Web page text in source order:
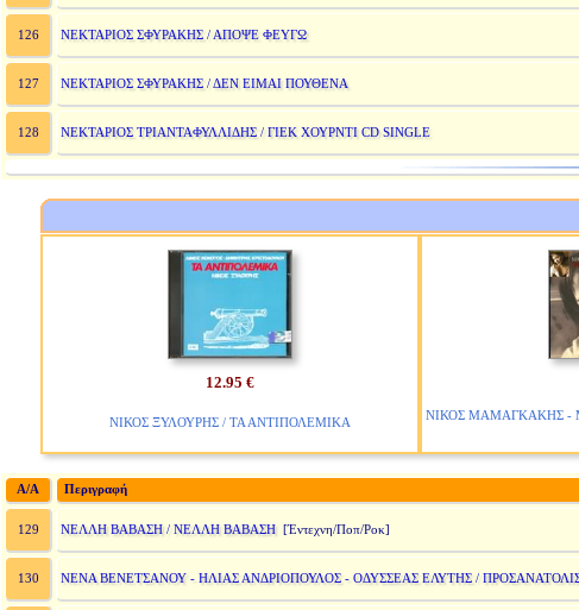
126 ΝΕΚΤΑΡΙΟΣ ΣΦΥΡΑΚΗΣ / ΑΠΟΨΕ ΦΕΥΓΩ
127 ΝΕΚΤΑΡΙΟΣ ΣΦΥΡΑΚΗΣ / ΔΕΝ ΕΙΜΑΙ ΠΟΥΘΕΝΑ
128 ΝΕΚΤΑΡΙΟΣ ΤΡΙΑΝΤΑΦΥΛΛΙΔΗΣ / ΓΙΕΚ ΧΟΥΡΝΤΙ CD SINGLE
12.95 €
ΝΙΚΟΣ ΞΥΛΟΥΡΗΣ / ΤΑ ΑΝΤΙΠΟΛΕΜΙΚΑ
ΝΙΚΟΣ ΜΑΜΑΓΚΑΚΗΣ -
A/A Περιγραφή
129 ΝΕΛΛΗ ΒΑΒΑΣΗ / ΝΕΛΛΗ ΒΑΒΑΣΗ[Έντεχνη/Ποπ/Ροκ]
130 ΝΕΝΑ ΒΕΝΕΤΣΑΝΟΥ - ΗΛΙΑΣ ΑΝΔΡΙΟΠΟΥΛΟΣ - ΟΔΥΣΣΕΑΣ ΕΛΥΤΗΣ /